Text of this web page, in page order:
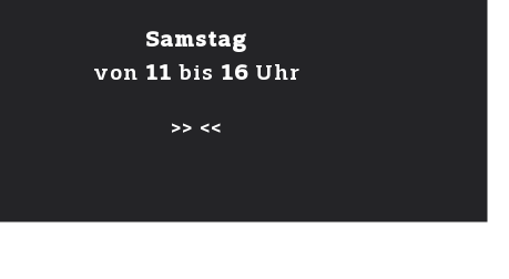
Samstag
von 11 bis 16Uhr
>> <<